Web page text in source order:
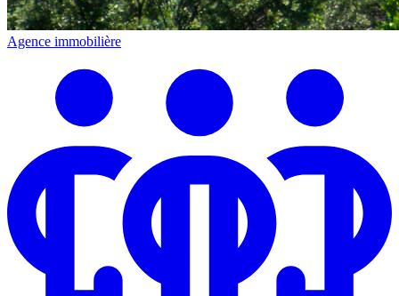
Agence immobilière